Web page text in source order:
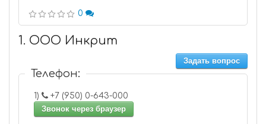
0
1. ООО Инкрит
Задать вопрос
Телефон:
1)
+7 (950) 0-643-000
Звонок через браузер